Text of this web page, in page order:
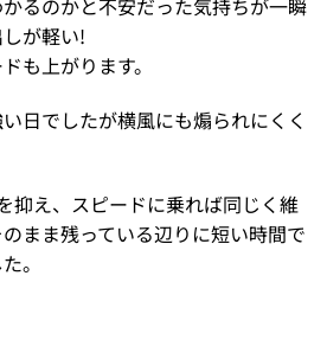
るのかと不安だった気持ちが一瞬
が軽い!
も上がります。
日でしたが横風にも煽られにくく
抑え、スピードに乗れば同じく維
まま残っている辺りに短い時間で
。